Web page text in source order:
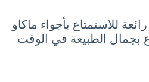
للاستمتاع بأجواء ماكاو
بجمال الطبيعة في الوقت